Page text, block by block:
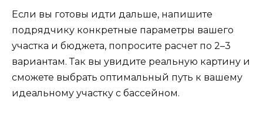
Если вы готовы идти дальше, напишите
подрядчику конкретные параметры вашего
участка и бюджета, попросите расчет по 2–3
вариантам. Так вы увидите реальную картину и
сможете выбрать оптимальный путь к вашему
идеальному участку с бассейном.